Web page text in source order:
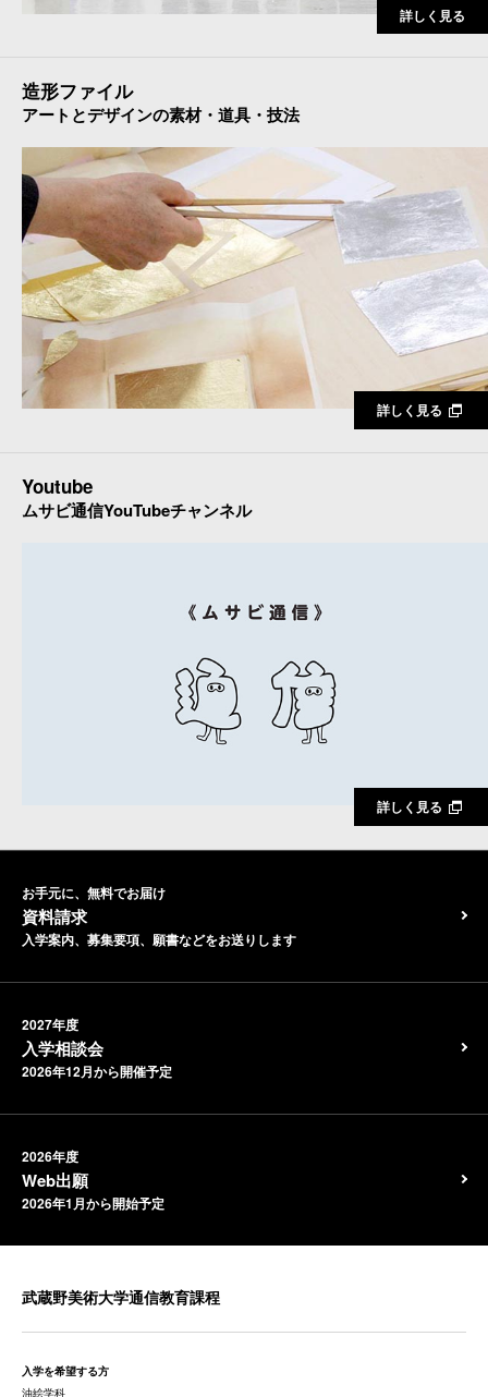
詳しく見る
造形ファイル
アートとデザインの素材・道具・技法
詳しく見る
Youtube
ムサビ通信YouTubeチャンネル
詳しく見る
お手元に、無料でお届け
資料請求
入学案内、募集要項、願書などをお送りします
2027年度
入学相談会
2026年12月から開催予定
2026年度
Web出願
2026年1月から開始予定
武蔵野美術大学通信教育課程
入学を希望する方
油絵学科